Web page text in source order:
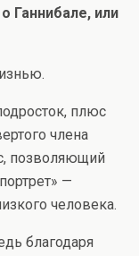
Ганнибале, или
плюс
члена
позволяющий
—
человека.
благодаря